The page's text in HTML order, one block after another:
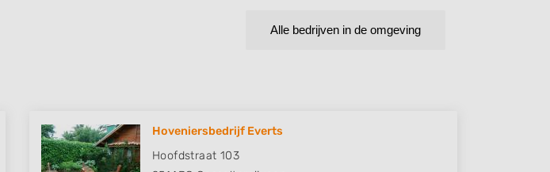
Alle bedrijven in de omgeving
Hoveniersbedrijf Everts
Hoofdstraat 103